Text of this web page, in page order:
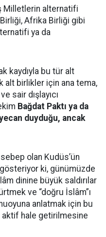
Milletlerin alternatifi
Afrika Birliği gibi
ya da
kaydıyla bu tür alt
alt birlikler için ana tema,
sair dışlayıcı
Bağdat Paktı ya da
duyduğu, ancak
sebep olan Kudüs’ün
ki, günümüzde
dinine büyük saldırılar
ve “doğru İslâm”ı
anlatmak için bu
hale getirilmesine